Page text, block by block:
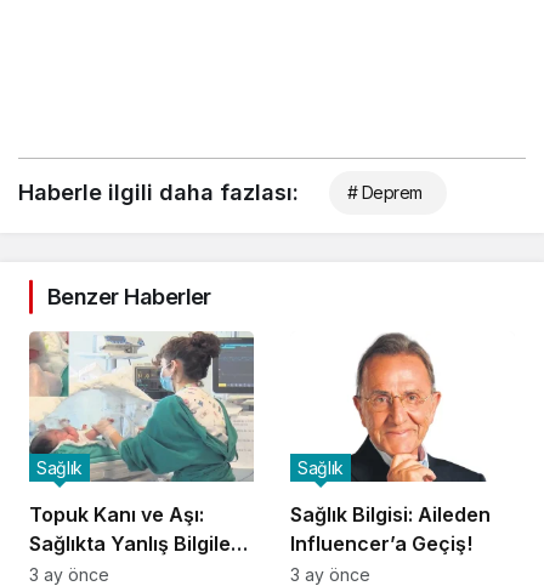
Haberle ilgili daha fazlası: # Deprem
Benzer Haberler
Topuk Kanı ve Aşı:
Sağlıkta Yanlış Bilgilere
Dikkat!
Sağlık
3 ay önce
Sağlık Bilgisi: Aileden
Influencer’a Geçiş!
Sağlık
3 ay önce